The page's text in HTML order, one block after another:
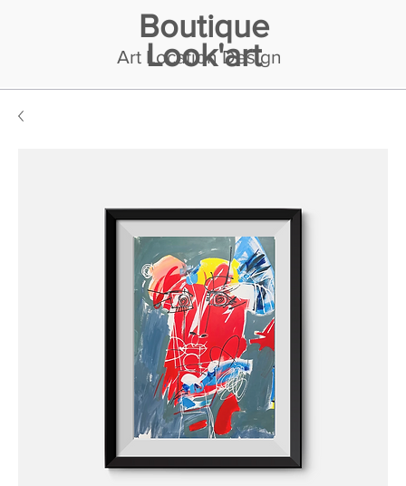
Art Location Design
Boutique
Look'art